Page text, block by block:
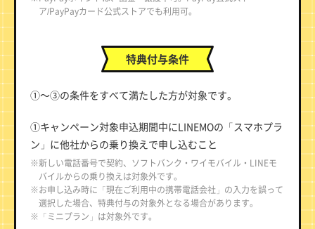
ア/PayPayカード公式ストアでも利用可。
特典付与条件
①～③の条件をすべて満たした方が対象です。
①キャンペーン対象申込期間中にLINEMOの「スマホプラ
ン」に他社からの乗り換えで申し込むこと
※新しい電話番号で契約、ソフトバンク・ワイモバイル・LINEモ
バイルからの乗り換えは対象外です。
※お申し込み時に「現在ご利用中の携帯電話会社」の入力を誤って
選択した場合、特典付与の対象外となる場合があります。
※「ミニプラン」は対象外です。